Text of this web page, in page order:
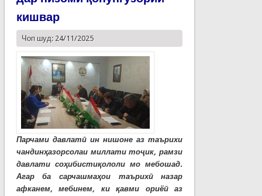
кишвар
Чоп шуд: 24/11/2025
Парчами давлатӣ ин нишоне аз таърихи
чандинҳазорсолаи миллати тоҷик, рамзи
давлати соҳибистиқололи мо мебошад.
Агар ба сарчашмаҳои таърихӣ назар
афканем, мебинем, ки қавми ориёӣ аз